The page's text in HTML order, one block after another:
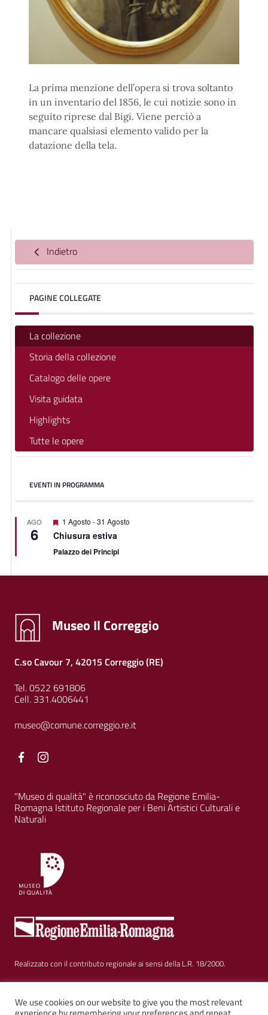
La prima menzione dell’opera si trova soltanto
in un inventario del 1856, le cui notizie sono in
seguito riprese dal Bigi. Viene perciò a
mancare qualsiasi elemento valido per la
datazione della tela.
Indietro
PAGINE COLLEGATE
La collezione
Storia della collezione
Catalogo delle opere
Visita guidata
Highlights
Tutte le opere
EVENTI IN PROGRAMMA
AGO
6
Segnalati
1 Agosto -31 Agosto
Chiusura estiva
Palazzo dei Principi
Museo Il Correggio
C.so Cavour 7, 42015 Correggio (RE)
Tel. 0522 691806
Cell. 331.4006441
museo@comune.correggio.re.it
Facebook
"Museo di qualità" è riconosciuto da Regione Emilia-
Romagna Istituto Regionale per i Beni Artistici Culturali e
Naturali
Realizzato con il contributo regionale ai sensi della L.R. 18/2000.
Sezione Link Utili
Privacy | Cookie policy | Note legali | Contatti |
We use cookies on our website to give you the most relevant